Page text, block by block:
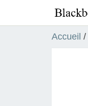
Accueil /